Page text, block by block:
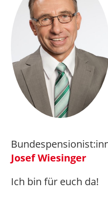
Josef Wiesinger
Ich bin für euch da!